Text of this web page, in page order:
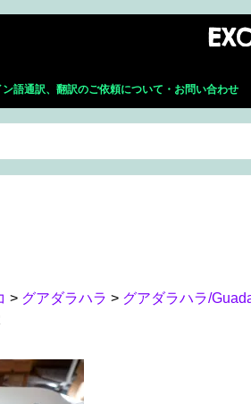
ン語通訳、翻訳のご依頼について・お問い合わせ
> グアダラハラ > グアダラハラ/